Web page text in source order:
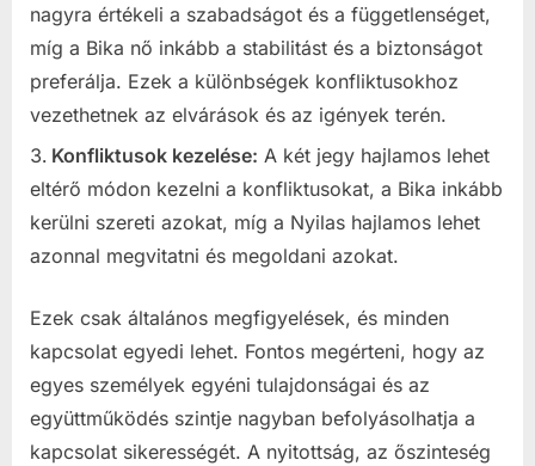
nagyra értékeli a szabadságot és a függetlenséget,
míg a Bika nő inkább a stabilitást és a biztonságot
preferálja. Ezek a különbségek konfliktusokhoz
vezethetnek az elvárások és az igények terén.
Konfliktusok kezelése: A két jegy hajlamos lehet
eltérő módon kezelni a konfliktusokat, a Bika inkább
kerülni szereti azokat, míg a Nyilas hajlamos lehet
azonnal megvitatni és megoldani azokat.
Ezek csak általános megfigyelések, és minden
kapcsolat egyedi lehet. Fontos megérteni, hogy az
egyes személyek egyéni tulajdonságai és az
együttműködés szintje nagyban befolyásolhatja a
kapcsolat sikerességét. A nyitottság, az őszinteség